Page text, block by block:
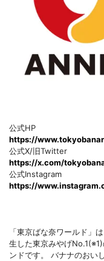
公式HP
https://
公式X/旧Twitter
https://x.com/
公式Instagram
https://
「東京ばな奈ワールド」
生した東京みやげ
ンドです。 バナナのおい